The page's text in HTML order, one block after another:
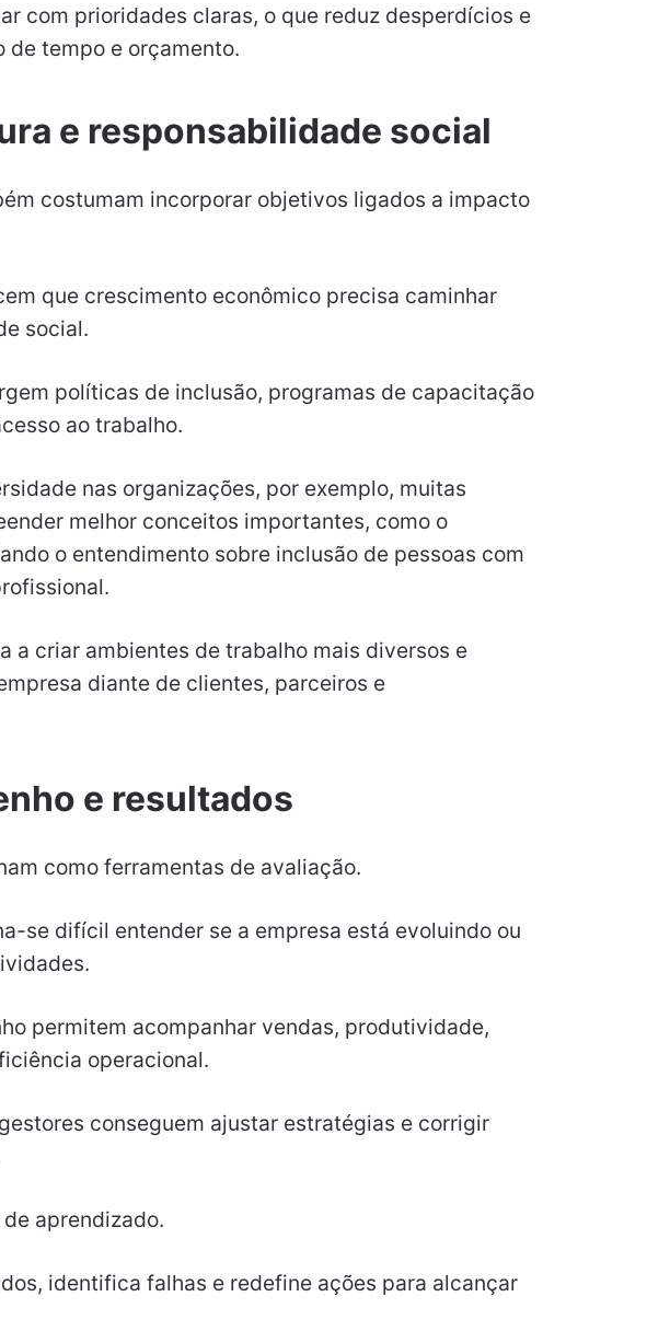
com prioridades claras, o que reduz desperdícios e
de tempo e orçamento.
e responsabilidade social
costumam incorporar objetivos ligados a impacto
que crescimento econômico precisa caminhar
social.
políticas de inclusão, programas de capacitação
ao trabalho.
nas organizações, por exemplo, muitas
melhor conceitos importantes, como o
o entendimento sobre inclusão de pessoas com
a criar ambientes de trabalho mais diversos e
diante de clientes, parceiros e
e resultados
como ferramentas de avaliação.
se difícil entender se a empresa está evoluindo ou
permitem acompanhar vendas, produtividade,
operacional.
conseguem ajustar estratégias e corrigir
aprendizado.
identifica falhas e redefine ações para alcançar